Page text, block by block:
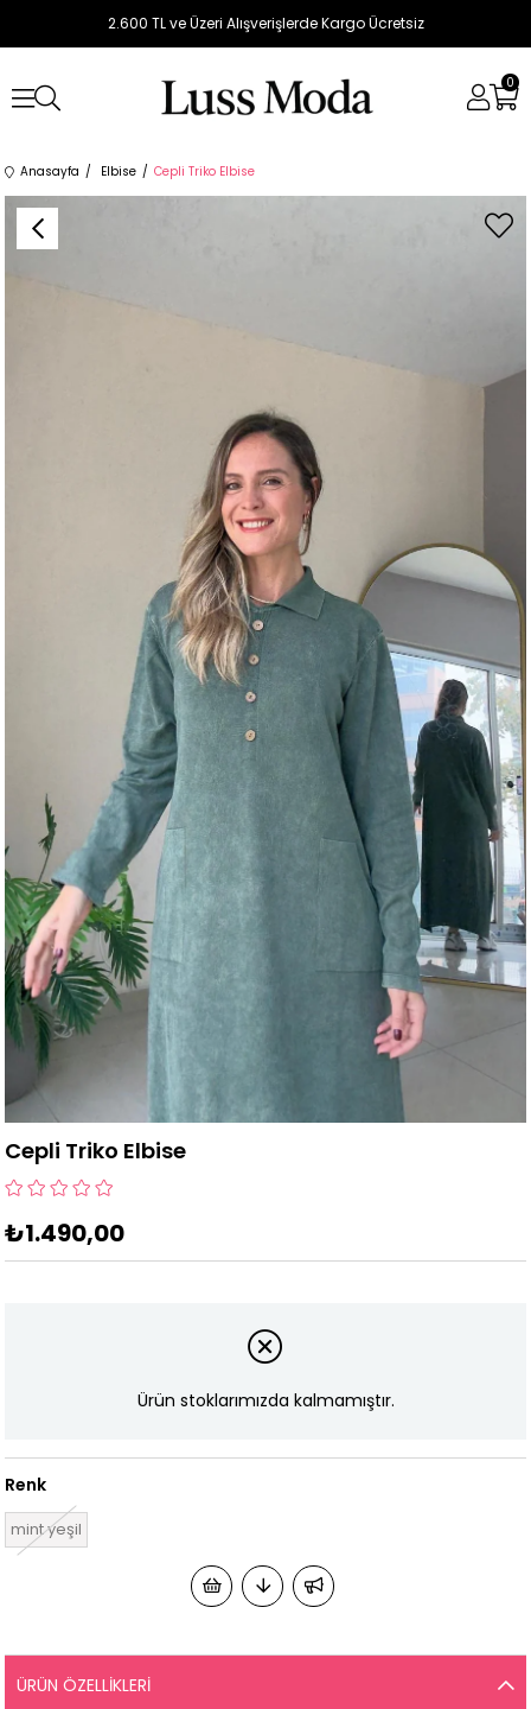
2.600 TL ve Üzeri Alışverişlerde Kargo Ücretsiz
0
Anasayfa Elbise Cepli Triko Elbise
Cepli Triko Elbise
₺1.490,00
Ürün stoklarımızda kalmamıştır.
Renk
mint yeşil
ÜRÜN ÖZELLIKLERI